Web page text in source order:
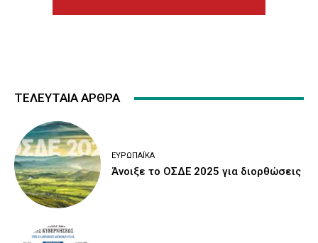
ΤΕΛΕΥΤΑΙΑ ΑΡΘΡΑ
ΕΥΡΩΠΑΪΚΆ
Άνοιξε το ΟΣΔΕ 2025 για διορθώσεις